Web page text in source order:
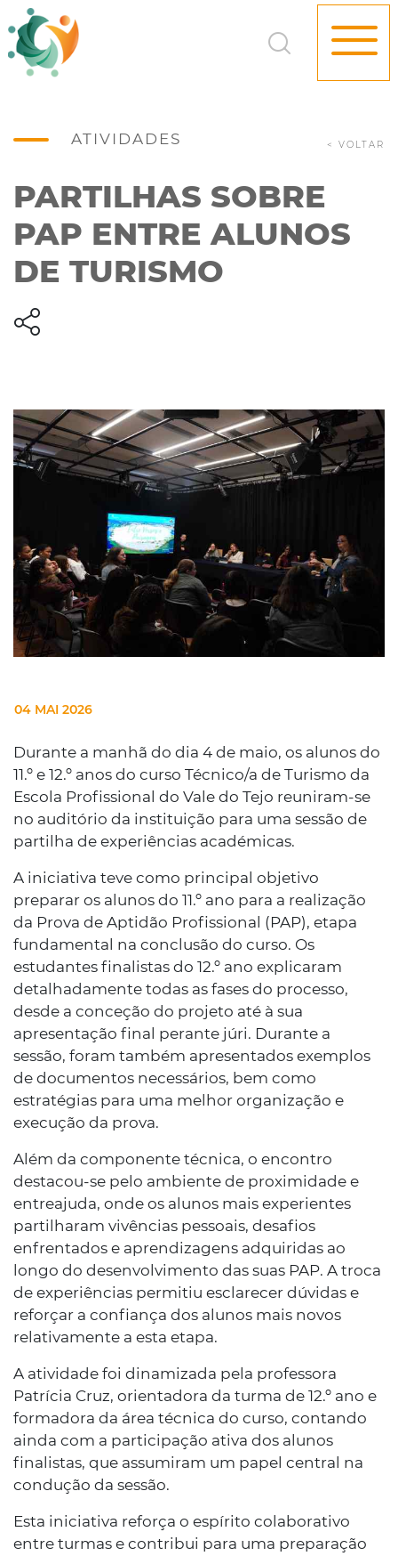
ATIVIDADES < VOLTAR
PARTILHAS SOBRE
PAP ENTRE ALUNOS
DE TURISMO
04 MAI 2026
Durante a manhã do dia 4 de maio, os alunos do
11.º e 12.º anos do curso Técnico/a de Turismo da
Escola Profissional do Vale do Tejo reuniram-se
no auditório da instituição para uma sessão de
partilha de experiências académicas.
A iniciativa teve como principal objetivo
preparar os alunos do 11.º ano para a realização
da Prova de Aptidão Profissional (PAP), etapa
fundamental na conclusão do curso. Os
estudantes finalistas do 12.º ano explicaram
detalhadamente todas as fases do processo,
desde a conceção do projeto até à sua
apresentação final perante júri. Durante a
sessão, foram também apresentados exemplos
de documentos necessários, bem como
estratégias para uma melhor organização e
execução da prova.
Além da componente técnica, o encontro
destacou-se pelo ambiente de proximidade e
entreajuda, onde os alunos mais experientes
partilharam vivências pessoais, desafios
enfrentados e aprendizagens adquiridas ao
longo do desenvolvimento das suas PAP. A troca
de experiências permitiu esclarecer dúvidas e
reforçar a confiança dos alunos mais novos
relativamente a esta etapa.
A atividade foi dinamizada pela professora
Patrícia Cruz, orientadora da turma de 12.º ano e
formadora da área técnica do curso, contando
ainda com a participação ativa dos alunos
finalistas, que assumiram um papel central na
condução da sessão.
Esta iniciativa reforça o espírito colaborativo
entre turmas e contribui para uma preparação